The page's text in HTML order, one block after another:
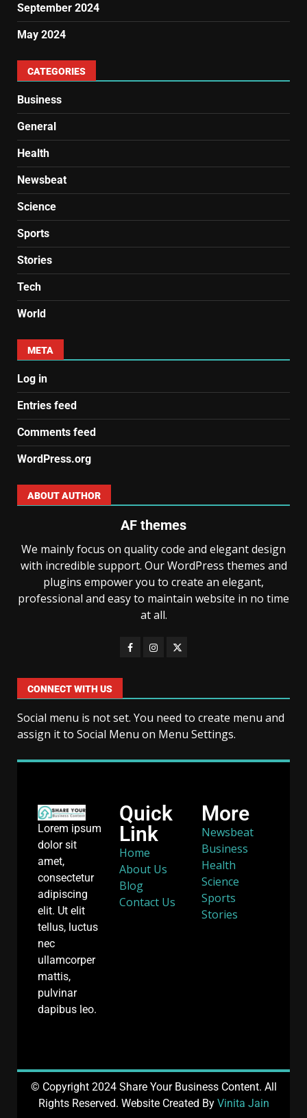
September 2024
May 2024
CATEGORIES
Business
General
Health
Newsbeat
Science
Sports
Stories
Tech
World
META
Log in
Entries feed
Comments feed
WordPress.org
ABOUT AUTHOR
AF themes
We mainly focus on quality code and elegant design
with incredible support. Our WordPress themes and
plugins empower you to create an elegant,
professional and easy to maintain website in no time
at all.
CONNECT WITH US
Social menu is not set. You need to create menu and
assign it to Social Menu on Menu Settings.
Lorem ipsum
dolor sit
amet,
consectetur
adipiscing
elit. Ut elit
tellus, luctus
nec
ullamcorper
mattis,
pulvinar
dapibus leo.
Quick
Link
Home
About Us
Blog
Contact Us
More
Newsbeat
Business
Health
Science
Sports
Stories
© Copyright 2024 Share Your Business Content. All
Rights Reserved. Website Created By Vinita Jain